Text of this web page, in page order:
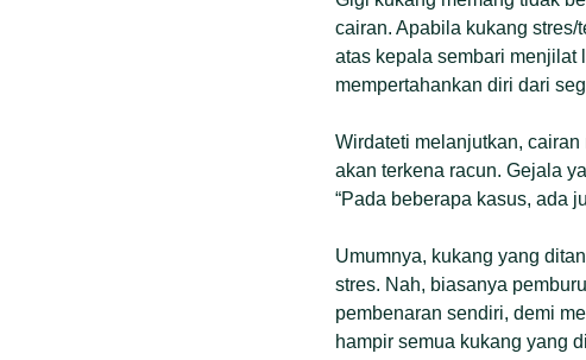
cairan. Apabila kukang
atas kepala sembari menjilat
mempertahankan diri dari
Wirdateti melanjutkan,
akan terkena racun. Gejala
“Pada beberapa kasus, ada
Umumnya, kukang yang
stres. Nah, biasanya
pembenaran sendiri, demi
hampir semua kukang yang